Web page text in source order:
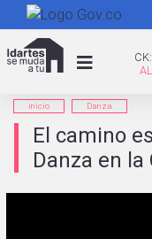
inicio Danza
El camino
Danza en la